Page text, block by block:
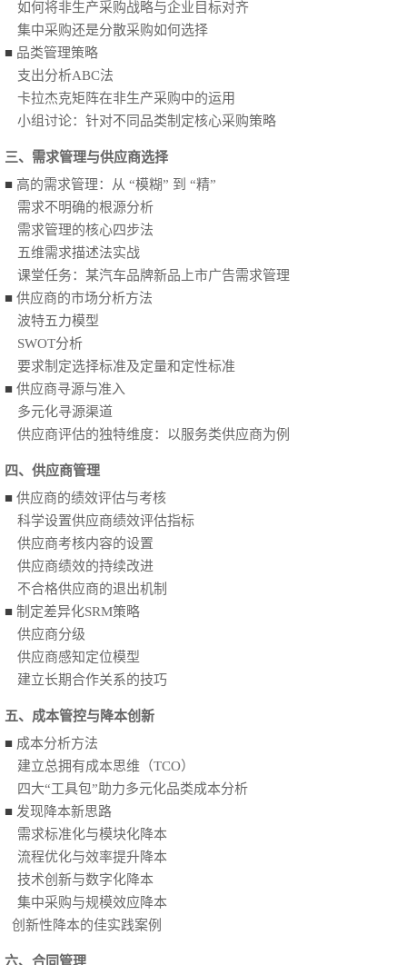
如何将非生产采购战略与企业目标对齐
集中采购还是分散采购如何选择
■ 品类管理策略
支出分析ABC法
卡拉杰克矩阵在非生产采购中的运用
小组讨论：针对不同品类制定核心采购策略
三、需求管理与供应商选择
■ 高的需求管理：从 “模糊” 到 “精”
需求不明确的根源分析
需求管理的核心四步法
五维需求描述法实战
课堂任务：某汽车品牌新品上市广告需求管理
■ 供应商的市场分析方法
波特五力模型
SWOT分析
要求制定选择标准及定量和定性标准
■ 供应商寻源与准入
多元化寻源渠道
供应商评估的独特维度：以服务类供应商为例
四、供应商管理
■ 供应商的绩效评估与考核
科学设置供应商绩效评估指标
供应商考核内容的设置
供应商绩效的持续改进
不合格供应商的退出机制
■ 制定差异化SRM策略
供应商分级
供应商感知定位模型
建立长期合作关系的技巧
五、成本管控与降本创新
■ 成本分析方法
建立总拥有成本思维（TCO）
四大“工具包”助力多元化品类成本分析
■ 发现降本新思路
需求标准化与模块化降本
流程优化与效率提升降本
技术创新与数字化降本
集中采购与规模效应降本
创新性降本的佳实践案例
六、合同管理